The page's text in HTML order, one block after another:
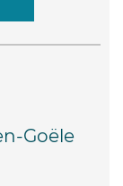
Goële